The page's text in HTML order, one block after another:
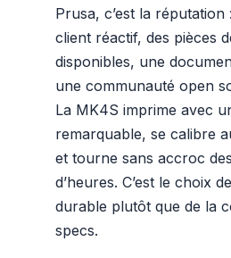
Prusa, c’est la
client réactif, des pièces
disponibles, une
une communauté open
La MK4S imprime avec
remarquable, se calibre
et tourne sans accroc
d’heures. C’est le choix
durable plutôt que de la
specs.